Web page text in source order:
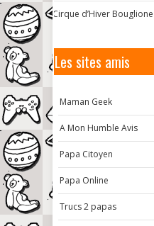
Cirque d’Hiver
Les sites amis
Maman Geek
A Mon Humble Avis
Papa Citoyen
Papa Online
Trucs 2 papas